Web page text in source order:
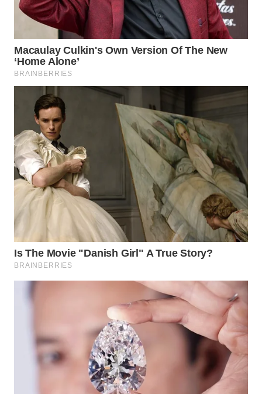
Wahana
Media
WAHANA
NEWS
WAHANA
TANI
WAHANA
ADVOKAT
WAHANA
INFRASTRUKTUR
WAHANA
KONSUMEN
WAHANA
LISTRIK
WAHANA
TV